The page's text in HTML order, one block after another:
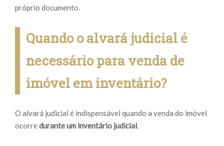
próprio documento.
Quando o alvará judicial é
necessário para venda de
imóvel em inventário?
O alvará judicial é indispensável quando a venda do imóvel
ocorredurante um inventário judicial.